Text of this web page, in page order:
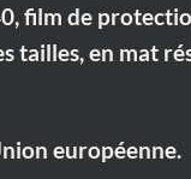
film de
tailles, en mat
européenne.